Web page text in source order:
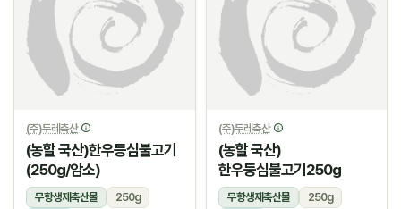
(주)두레축산
(농할 국산)한우등심불고기
(250g/암소)
무항생제축산물
250g
(주)두레축산
(농할 국산)
한우등심불고기250g
무항생제축산물
250g